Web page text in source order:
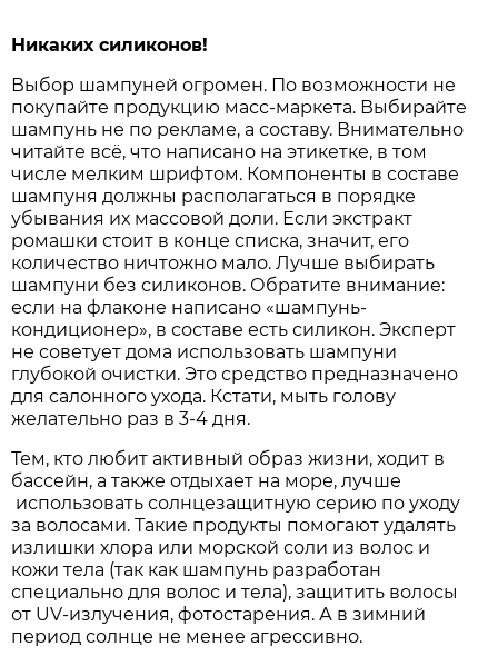
Никаких силиконов!
Выбор шампуней огромен. По возможности не
покупайте продукцию масс-маркета. Выбирайте
шампунь не по рекламе, а составу. Внимательно
читайте всё, что написано на этикетке, в том
числе мелким шрифтом. Компоненты в составе
шампуня должны располагаться в порядке
убывания их массовой доли. Если экстракт
ромашки стоит в конце списка, значит, его
количество ничтожно мало. Лучше выбирать
шампуни без силиконов. Обратите внимание:
если на флаконе написано «шампунь-
кондиционер», в составе есть силикон. Эксперт
не советует дома использовать шампуни
глубокой очистки. Это средство предназначено
для салонного ухода. Кстати, мыть голову
желательно раз в 3-4 дня.
Тем, кто любит активный образ жизни, ходит в
бассейн, а также отдыхает на море, лучше
использовать солнцезащитную серию по уходу
за волосами. Такие продукты помогают удалять
излишки хлора или морской соли из волос и
кожи тела (так как шампунь разработан
специально для волос и тела), защитить волосы
от UV-излучения, фотостарения. А в зимний
период солнце не менее агрессивно.